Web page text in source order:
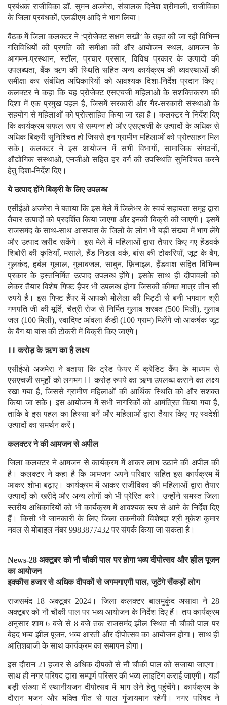
प्रबंधक राजीविका डॉ. सुमन अजमेरा, संचालक दिनेश श्रीमाली, राजीविका
के जिला प्रबंधकों, एलडीएम आदि ने भाग लिया।
बैठक में जिला कलक्टर ने ‘प्रोजेक्ट सक्षम सखी’ के तहत की जा रही विभिन्न
गतिविधियों की प्रगति की समीक्षा की और आयोजन स्थल, आमजन के
आगमन-प्रस्थान, स्टॉल, प्रचार प्रसार, विविध प्रकार के उत्पादों की
उपलब्धता, बैंक ऋण की स्थिति सहित अन्य कार्यक्रम की व्यवस्थाओं की
समीक्षा कर संबंधित अधिकारियों को आवश्यक दिशा-निर्देश प्रदान किए।
कलक्टर ने कहा कि यह प्रोजेक्ट एसएचजी महिलाओं के सशक्तिकरण की
दिशा में एक प्रमुख पहल है, जिसमें सरकारी और गैर-सरकारी संस्थाओं के
सहयोग से महिलाओं को प्रोत्साहित किया जा रहा है। कलक्टर ने निर्देश दिए
कि कार्यक्रम सफल रूप से सम्पन्न हो और एसएचजी के उत्पादों के अधिक से
अधिक बिक्री सुनिश्चित हो जिससे इन ग्रामीण महिलाओं को प्रोत्साहन मिल
सके। कलक्टर ने इस आयोजन में सभी विभागों, सामाजिक संगठनों,
औद्योगिक संस्थाओं, एनजीओ सहित हर वर्ग की उपस्थिति सुनिश्चित करने
हेतु दिशा-निर्देश दिए।
ये उत्पाद होंगे बिक्री के लिए उपलब्ध
एसीईओ अजमेरा ने बताया कि इस मेले में जिलेभर के स्वयं सहायता समूह द्वारा
तैयार उत्पादों को प्रदर्शित किया जाएगा और इनकी बिक्री की जाएगी। इसमें
राजसमंद के साथ-साथ आसपास के जिलों के लोग भी बड़ी संख्या में भाग लेंगे
और उत्पाद खरीद सकेंगे। इस मेले में महिलाओं द्वारा तैयार किए गए हेंडवर्क
शिबोरी की कृतियाँ, मसाले, हैंड निडल वर्क, बांस की टोकरियाँ, जूट के बैग,
गुलकंद, हर्बल गुलाल, गुलाबजल, साबुन, फ़िनाइल, हैंडवाश सहित विभिन्न
प्रकार के हस्तनिर्मित उत्पाद उपलब्ध होंगे। इसके साथ ही दीपावली को
लेकर तैयार विशेष गिफ्ट हैंपर भी उपलब्ध होगा जिसकी कीमत मात्र तीन सौ
रुपये है। इस गिफ्ट हैंपर में आपको मोलेला की मिट्टी से बनी भगवान श्री
गणपति जी की मूर्ति, चैत्री रोज से निर्मित गुलाब शरबत (500 मिली), गुलाब
जल (100 मिली), स्वादिष्ट आंवला कैंडी (100 ग्राम) मिलेंगे जो आकर्षक जूट
के बैग या बांस की टोकरी में बिक्री किए जाएंगे।
11 करोड़ के ऋण का है लक्ष्य
एसीईओ अजमेरा ने बताया कि ट्रेड फेयर में क्रेडिट कैंप के माध्यम से
एसएचजी समूहों को लगभग 11 करोड़ रुपये का ऋण उपलब्ध कराने का लक्ष्य
रखा गया है, जिससे ग्रामीण महिलाओं की आर्थिक स्थिति को और सशक्त
किया जा सके। इस आयोजन में सभी नागरिकों को आमंत्रित किया गया है,
ताकि वे इस पहल का हिस्सा बनें और महिलाओं द्वारा तैयार किए गए स्वदेशी
उत्पादों का समर्थन करें।
कलक्टर ने की आमजन से अपील
जिला कलक्टर ने आमजन से कार्यक्रम में आकर लाभ उठाने की अपील की
है। कलक्टर ने कहा है कि आमजन अपने परिवार सहित इस कार्यक्रम में
आकर शोभा बढ़ाए। कार्यक्रम में आकर राजीविका की महिलाओं द्वारा तैयार
उत्पादों को खरीदे और अन्य लोगों को भी प्रेरित करे। उन्होंने समस्त जिला
स्तरीय अधिकारियों को भी कार्यक्रम में आवश्यक रूप से आने के निर्देश दिए
हैं। किसी भी जानकारी के लिए जिला तकनीकी विशेषज्ञ श्री मुकेश कुमार
नवल से मोबाइल नंबर 9983877432 पर संपर्क किया जा सकता है।
News-28 अक्टूबर को नौ चौकी पाल पर होगा भव्य दीपोत्सव और झील पूजन
का आयोजन
इक्कीस हजार से अधिक दीपकों से जगमगाएगी पाल, जुटेंगे सैंकड़ों लोग
राजसमंद 18 अक्टूबर 2024। जिला कलक्टर बालमुकुंद असावा ने 28
अक्टूबर को नौ चौकी पाल पर भव्य आयोजन के निर्देश दिए हैं। तय कार्यक्रम
अनुसार शाम 6 बजे से 8 बजे तक राजसमंद झील स्थित नौ चौकी पाल पर
बेहद भव्य झील पूजन, भव्य आरती और दीपोत्सव का आयोजन होगा। साथ ही
आतिशबाजी के साथ कार्यक्रम का समापन होगा।
इस दौरान 21 हजार से अधिक दीपकों से नौ चौकी पाल को सजाया जाएगा।
साथ ही नगर परिषद द्वारा सम्पूर्ण परिसर की भव्य लाइटिंग कराई जाएगी। यहाँ
बड़ी संख्या में स्थानीयजन दीपोत्सव में भाग लेने हेतु पहुंचेंगे। कार्यक्रम के
दौरान भजन और भक्ति गीत से पाल गुंजायमान रहेगी। नगर परिषद ने